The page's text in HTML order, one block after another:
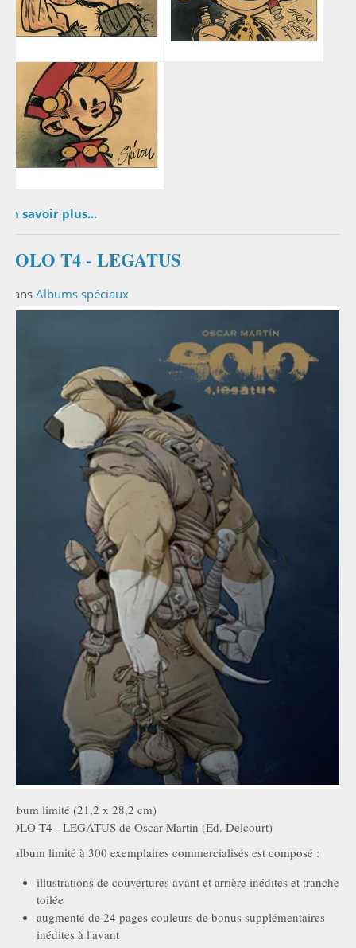
En savoir plus...
SOLO T4 - LEGATUS
Dans Albums spéciaux
Album limité (21,2 x 28,2 cm)
SOLO T4 - LEGATUS de Oscar Martin (Ed. Delcourt)
L'album limité à 300 exemplaires commercialisés est composé :
illustrations de couvertures avant et arrière inédites et tranche
toilée
augmenté de 24 pages couleurs de bonus supplémentaires
inédites à l'avant